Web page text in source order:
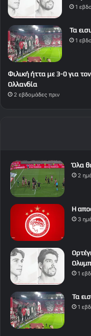
1
Τα
1
Φιλική ήττα με 3-0 για
Ολλανδία
2 εβδομάδες πριν
Όλα
2
Η
3
1
Τα
1